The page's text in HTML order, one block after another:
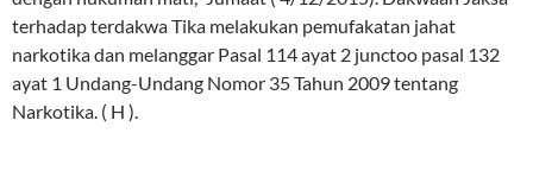
terhadap terdakwa Tika melakukan pemufakatan jahat
narkotika dan melanggar Pasal 114 ayat 2 junctoo pasal 132
ayat 1 Undang-Undang Nomor 35 Tahun 2009 tentang
Narkotika. ( H ).